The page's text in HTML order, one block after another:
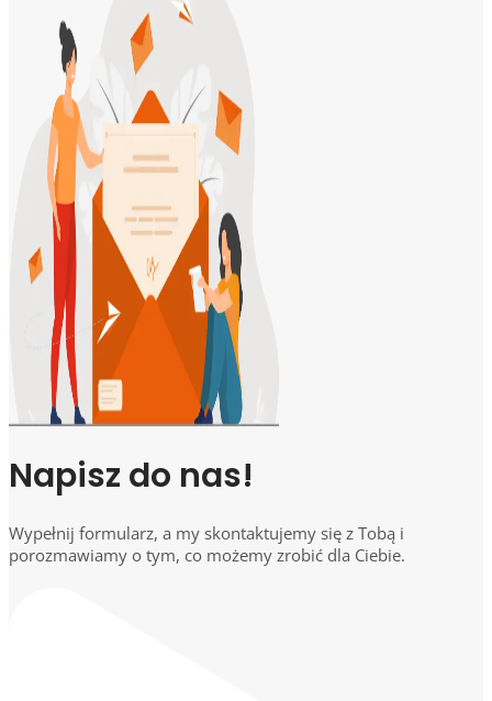
Napisz do nas!
Wypełnij formularz, a my skontaktujemy się z Tobą i
porozmawiamy o tym, co możemy zrobić dla Ciebie.